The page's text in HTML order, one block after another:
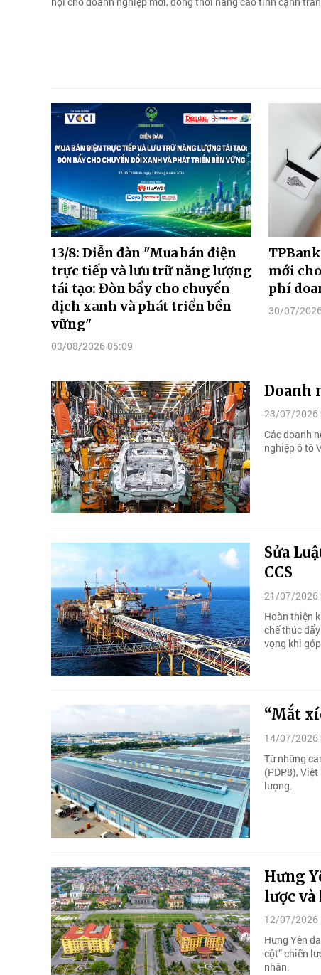
13/8: Diễn đàn "Mua bán điện
trực tiếp và lưu trữ năng lượng
tái tạo: Đòn bẩy cho chuyển
dịch xanh và phát triển bền
vững"
03/08/2026 05:09
mới
phí
30/07/
Doanh
23/07/2026
Các doanh
nghiệp ô tô
Sửa
CCS
21/07/2026
Hoàn thiện
chế thúc
vọng khi
“Mắt
14/07/2026
Từ những
(PDP8),
lượng.
Hưng
lược
12/07/2026
Hưng Yên
cột” chiến
nhân.